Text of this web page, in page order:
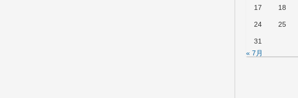
17 18
24 25
31
« 7月